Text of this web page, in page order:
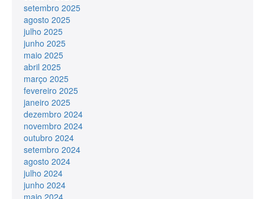
setembro 2025
agosto 2025
julho 2025
junho 2025
maio 2025
abril 2025
março 2025
fevereiro 2025
janeiro 2025
dezembro 2024
novembro 2024
outubro 2024
setembro 2024
agosto 2024
julho 2024
junho 2024
maio 2024